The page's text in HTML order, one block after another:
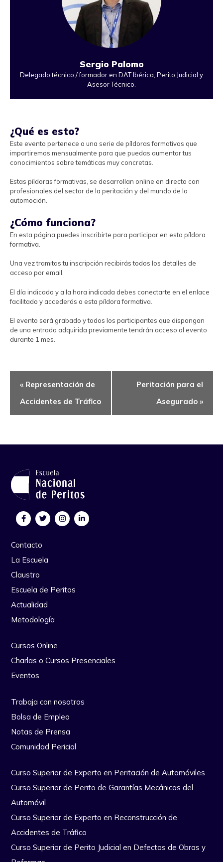
Sergio Palomo
Delegado técnico / formador en DAT Ibérica, Perito Judicial y
Asesor Técnico.
¿Qué es esto?
Este evento pertenece a una serie de píldoras formativas que
impartiremos mensualmente para que puedas aumentar tus
conocimientos sobre temáticas muy concretas.
Estas píldoras formativas, se desarrollan online en directo con
profesionales del sector de la peritación y del mundo de la
automoción.
¿Cómo funciona?
En esta página puedes inscribirte para participar en esta píldora
formativa.
Una vez tramitas tu inscripción recibirás todos los detalles de
acceso por email.
El día indicado y a la hora indicada debes conectarte en el enlace
facilitado y accederás a esta píldora formativa.
El evento será grabado y todos los participantes que dispongan
de una entrada adquirida previamente tendrán acceso al evento
durante 1 mes.
del
Evento
« Representación de
Accidentes de Tráfico
Peritación para el
Asegurado »
Contacto
La Escuela
Claustro
Escuela de Peritos
Actualidad
Metodología
Cursos Online
Charlas o Cursos Presenciales
Eventos
Trabaja con nosotros
Bolsa de Empleo
Notas de Prensa
Comunidad Pericial
Curso Superior de Experto en Peritación de Automóviles
Curso Superior de Perito de Garantías Mecánicas del
Automóvil
Curso Superior de Experto en Reconstrucción de
Accidentes de Tráfico
Curso Superior de Perito Judicial en Defectos de Obras y